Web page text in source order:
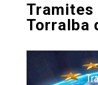
Tramites
Torralba